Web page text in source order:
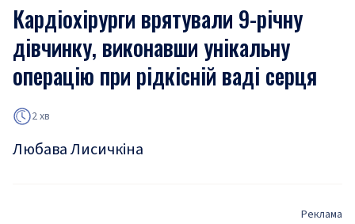
Кардіохірурги врятували 9-річну
дівчинку, виконавши унікальну
операцію при рідкісній ваді серця
2 хв
Любава Лисичкіна
Реклама